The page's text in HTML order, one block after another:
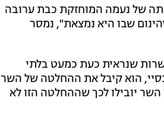
של נעמה המוחזקת כבת ערובה
שבו היא נמצאת", נמסר
שנראית כעת כמעט בלתי
הוא קיבל את ההחלטה של השר
יובילו לכך שההחלטה הזו לא